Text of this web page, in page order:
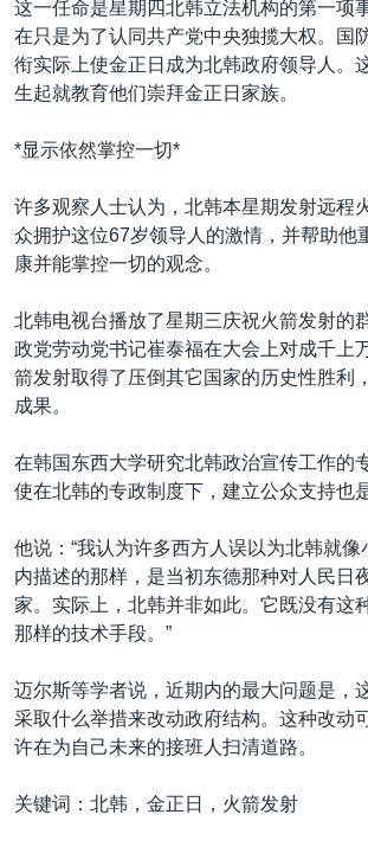
南中国海争端
关注西藏
其他语言网站
这一任命是星期四北韩立法机构的第一项
在只是为了认同共产党中央独揽大权。国
衔实际上使金正日成为北韩政府领导人。
生起就教育他们崇拜金正日家族。
*显示依然掌控一切*
许多观察人士认为，北韩本星期发射远程
众拥护这位67岁领导人的激情，并帮助他
康并能掌控一切的观念。
北韩电视台播放了星期三庆祝火箭发射的
政党劳动党书记崔泰福在大会上对成千上
箭发射取得了压倒其它国家的历史性胜利
成果。
在韩国东西大学研究北韩政治宣传工作的
使在北韩的专政制度下，建立公众支持也
他说：“我认为许多西方人误以为北韩就像
内描述的那样，是当初东德那种对人民日
家。实际上，北韩并非如此。它既没有这
那样的技术手段。”
迈尔斯等学者说，近期内的最大问题是，
采取什么举措来改动政府结构。这种改动
许在为自己未来的接班人扫清道路。
关键词：北韩，金正日，火箭发射